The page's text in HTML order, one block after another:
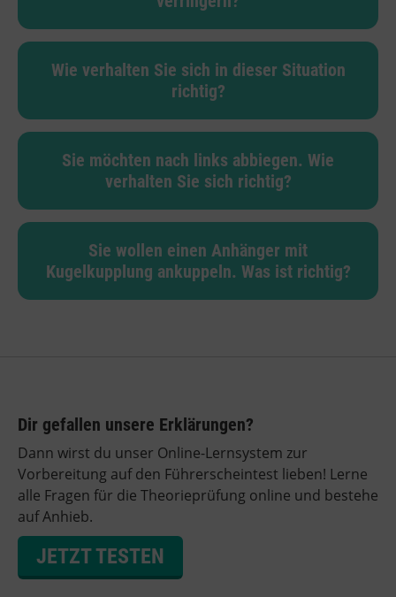
Wie verhalten Sie sich in dieser Situation
richtig?
Sie möchten nach links abbiegen. Wie
verhalten Sie sich richtig?
Sie wollen einen Anhänger mit
Kugelkupplung ankuppeln. Was ist richtig?
Dir gefallen unsere Erklärungen?
Dann wirst du unser Online-Lernsystem zur
Vorbereitung auf den Führerscheintest lieben! Lerne
alle Fragen für die Theorieprüfung online und bestehe
auf Anhieb.
JETZT TESTEN